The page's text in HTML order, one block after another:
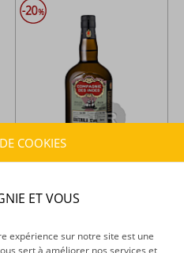
- Darsa - 12 ans - Brut de fût -
70cl - 54,9°
COOKIES
ET VOUS
expérience sur notre site est une